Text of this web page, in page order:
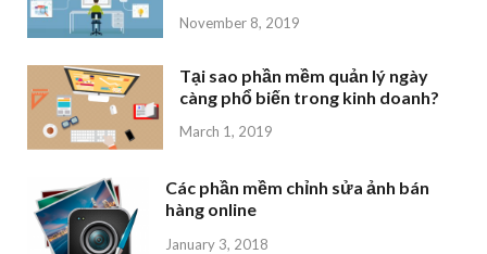
November 8, 2019
Tại sao phần mềm quản lý ngày
càng phổ biến trong kinh doanh?
March 1, 2019
Các phần mềm chỉnh sửa ảnh bán
hàng online
January 3, 2018